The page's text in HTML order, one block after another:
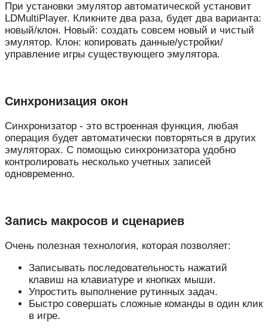
При установки эмулятор автоматической установит
LDMultiPlayer. Кликните два раза, будет два варианта:
новый/клон. Новый: создать совсем новый и чистый
эмулятор. Клон: копировать данные/устройки/
управление игры существующего эмулятора.
Синхронизация окон
Синхронизатор - это встроенная функция, любая
операция будет автоматически повторяться в других
эмуляторах. С помощью синхронизатора удобно
контролировать несколько учетных записей
одновременно.
Запись макросов и сценариев
Очень полезная технология, которая позволяет:
Записывать последовательность нажатий
клавиш на клавиатуре и кнопках мыши.
Упростить выполнение рутинных задач.
Быстро совершать сложные команды в один клик
в игре.